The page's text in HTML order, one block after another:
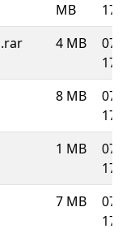
MB
4 MB
8 MB
1 MB
7 MB